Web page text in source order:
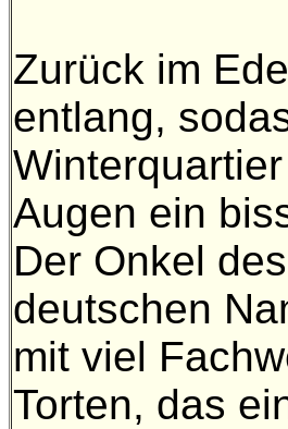
Zurück im
entlang,
Augen ein
Der Onkel
deutschen
mit viel
Torten, das